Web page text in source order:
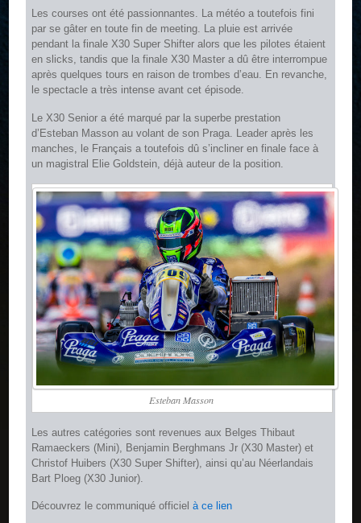
Les courses ont été passionnantes. La météo a toutefois fini
par se gâter en toute fin de meeting. La pluie est arrivée
pendant la finale X30 Super Shifter alors que les pilotes étaient
en slicks, tandis que la finale X30 Master a dû être interrompue
après quelques tours en raison de trombes d’eau. En revanche,
le spectacle a très intense avant cet épisode.
Le X30 Senior a été marqué par la superbe prestation
d’Esteban Masson au volant de son Praga. Leader après les
manches, le Français a toutefois dû s’incliner en finale face à
un magistral Elie Goldstein, déjà auteur de la position.
Esteban Masson
Les autres catégories sont revenues aux Belges Thibaut
Ramaeckers (Mini), Benjamin Berghmans Jr (X30 Master) et
Christof Huibers (X30 Super Shifter), ainsi qu’au Néerlandais
Bart Ploeg (X30 Junior).
Découvrez le communiqué officielà ce lien